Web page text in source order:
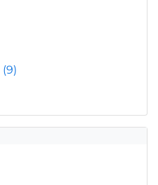
(9)